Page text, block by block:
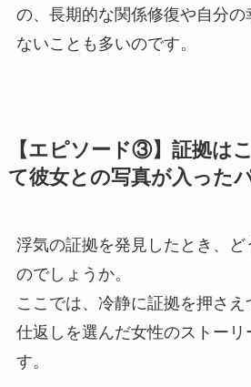
の、長期的な関係修復や自分の
ないことも多いのです。
【エピソード③】証拠は
て彼女との写真が入った
浮気の証拠を発見したとき、ど
のでしょうか。
ここでは、冷静に証拠を押さ
仕返しを選んだ女性のストーリ
す。